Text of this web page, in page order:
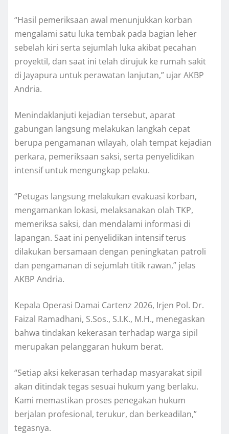
“Hasil pemeriksaan awal menunjukkan korban
mengalami satu luka tembak pada bagian leher
sebelah kiri serta sejumlah luka akibat pecahan
proyektil, dan saat ini telah dirujuk ke rumah sakit
di Jayapura untuk perawatan lanjutan,” ujar AKBP
Andria.
Menindaklanjuti kejadian tersebut, aparat
gabungan langsung melakukan langkah cepat
berupa pengamanan wilayah, olah tempat kejadian
perkara, pemeriksaan saksi, serta penyelidikan
intensif untuk mengungkap pelaku.
“Petugas langsung melakukan evakuasi korban,
mengamankan lokasi, melaksanakan olah TKP,
memeriksa saksi, dan mendalami informasi di
lapangan. Saat ini penyelidikan intensif terus
dilakukan bersamaan dengan peningkatan patroli
dan pengamanan di sejumlah titik rawan,” jelas
AKBP Andria.
Kepala Operasi Damai Cartenz 2026, Irjen Pol. Dr.
Faizal Ramadhani, S.Sos., S.I.K., M.H., menegaskan
bahwa tindakan kekerasan terhadap warga sipil
merupakan pelanggaran hukum berat.
“Setiap aksi kekerasan terhadap masyarakat sipil
akan ditindak tegas sesuai hukum yang berlaku.
Kami memastikan proses penegakan hukum
berjalan profesional, terukur, dan berkeadilan,”
tegasnya.